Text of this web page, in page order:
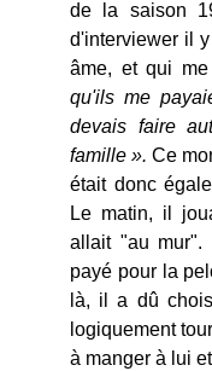
de la saison
d'interviewer il
âme, et qui
qu'ils me
devais faire
famille ». Ce
était donc
Le matin, il
allait "au
payé pour la
là, il a dû
logiquement
à manger à lui